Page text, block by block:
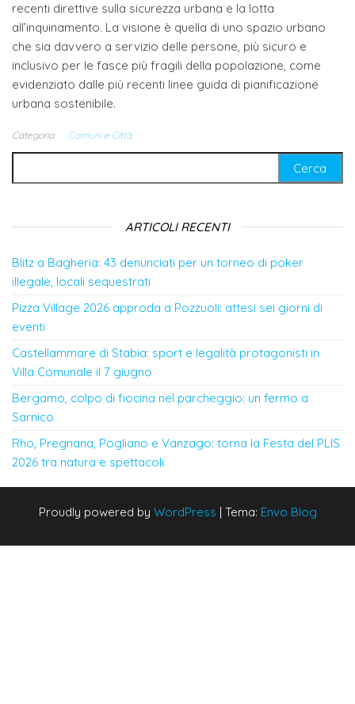
recenti direttive sulla sicurezza urbana e la lotta
all’inquinamento. La visione è quella di uno spazio urbano
che sia davvero a servizio delle persone, più sicuro e
inclusivo per le fasce più fragili della popolazione, come
evidenziato dalle più recenti linee guida di pianificazione
urbana sostenibile.
Categoria Comuni e Città
ARTICOLI RECENTI
Blitz a Bagheria: 43 denunciati per un torneo di poker
illegale, locali sequestrati
Pizza Village 2026 approda a Pozzuoli: attesi sei giorni di
eventi
Castellammare di Stabia: sport e legalità protagonisti in
Villa Comunale il 7 giugno
Bergamo, colpo di fiocina nel parcheggio: un fermo a
Sarnico
Rho, Pregnana, Pogliano e Vanzago: torna la Festa del PLIS
2026 tra natura e spettacoli
Proudly powered by WordPress | Tema: Envo Blog